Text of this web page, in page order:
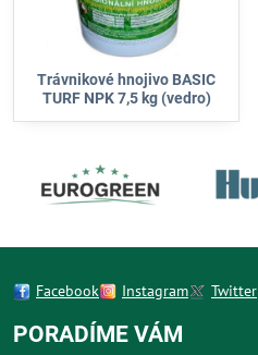
Trávnikové hnojivo BASIC
TURF NPK 7,5 kg (vedro)
Facebook Instagram Twitter
PORADÍME VÁM